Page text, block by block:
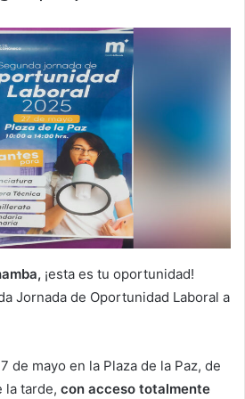
¡esta es tu oportunidad!
Jornada de Oportunidad Laboral a
de mayo en la Plaza de la Paz, de
la tarde, con acceso totalmente